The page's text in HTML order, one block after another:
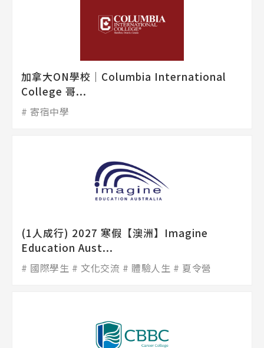
加拿大ON學校│Columbia International
College 哥...
寄宿中學
(1人成行) 2027 寒假【澳洲】Imagine
Education Aust...
國際學生 文化交流 體驗人生 夏令營